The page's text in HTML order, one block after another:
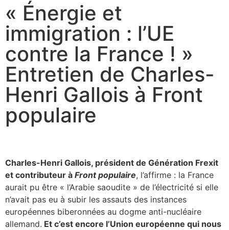
« Énergie et
immigration : l’UE
contre la France ! »
Entretien de Charles-
Henri Gallois à Front
populaire
Charles-Henri Gallois, président de Génération Frexit
et contributeur à Front populaire, l’affirme : la France
aurait pu être « l’Arabie saoudite » de l’électricité si elle
n’avait pas eu à subir les assauts des instances
européennes biberonnées au dogme anti-nucléaire
allemand. Et c’est encore l’Union européenne qui nous